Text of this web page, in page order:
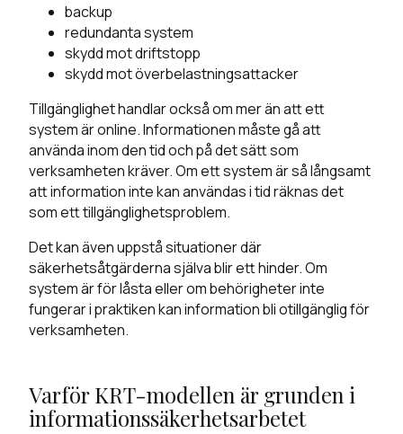
backup
redundanta system
skydd mot driftstopp
skydd mot överbelastningsattacker
Tillgänglighet handlar också om mer än att ett
system är online. Informationen måste gå att
använda inom den tid och på det sätt som
verksamheten kräver. Om ett system är så långsamt
att information inte kan användas i tid räknas det
som ett tillgänglighetsproblem.
Det kan även uppstå situationer där
säkerhetsåtgärderna själva blir ett hinder. Om
system är för låsta eller om behörigheter inte
fungerar i praktiken kan information bli otillgänglig för
verksamheten.
Varför KRT-modellen är grunden i
informationssäkerhetsarbetet